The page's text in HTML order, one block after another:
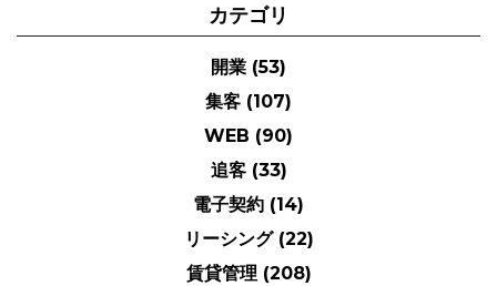
カテゴリ
開業 (53)
集客 (107)
WEB (90)
追客 (33)
電子契約 (14)
リーシング (22)
賃貸管理 (208)